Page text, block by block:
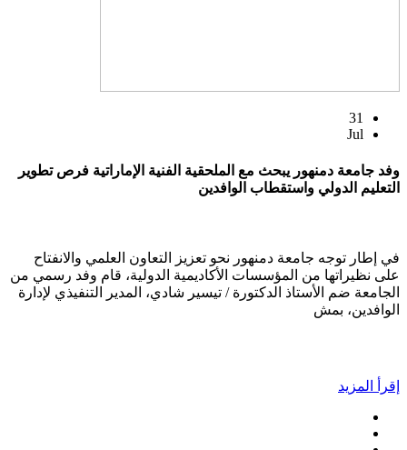
31
Jul
وفد جامعة دمنهور يبحث مع الملحقية الفنية الإماراتية فرص تطوير
التعليم الدولي واستقطاب الوافدين
في إطار توجه جامعة دمنهور نحو تعزيز التعاون العلمي والانفتاح
على نظيراتها من المؤسسات الأكاديمية الدولية، قام وفد رسمي من
الجامعة ضم الأستاذ الدكتورة / تيسير شادي، المدير التنفيذي لإدارة
الوافدين، بمش
إقرأ المزيد